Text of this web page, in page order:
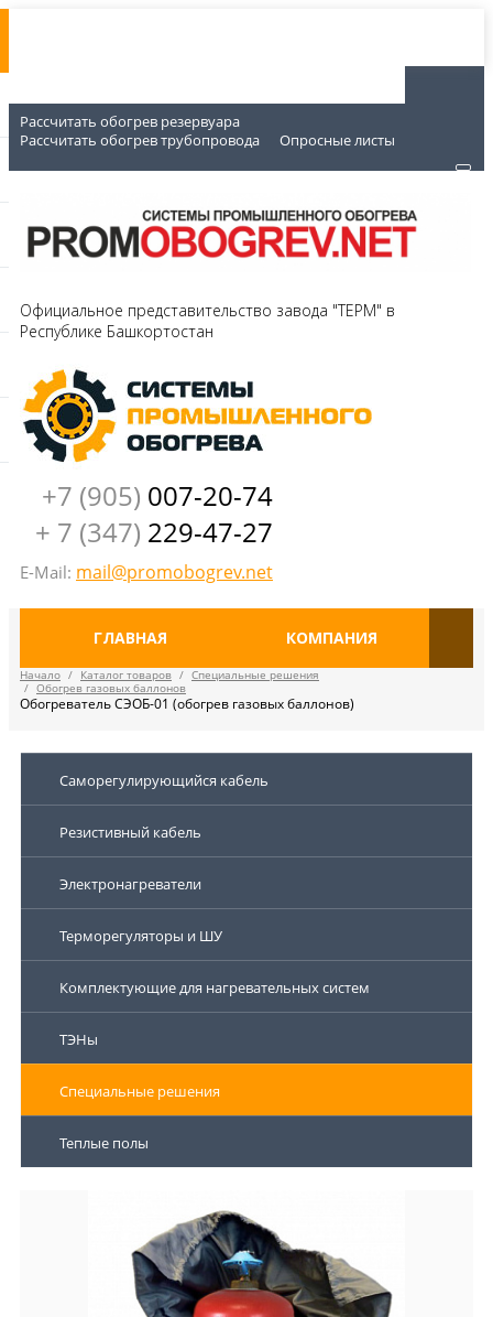
Рассчитать обогрев резервуара
Рассчитать обогрев трубопровода
Опросные листы
Официальное представительство завода "ТЕРМ" в
Республике Башкортостан
+7 (905) 007-20-74
+ 7 (347) 229-47-27
E-Mail: mail@promobogrev.net
ГЛАВНАЯ КОМПАНИЯ
Начало / Каталог товаров / Специальные решения
/ Обогрев газовых баллонов
Обогреватель СЭОБ-01 (обогрев газовых баллонов)
Саморегулирующийся кабель
Резистивный кабель
Электронагреватели
Терморегуляторы и ШУ
Комплектующие для нагревательных систем
ТЭНы
Специальные решения
Теплые полы